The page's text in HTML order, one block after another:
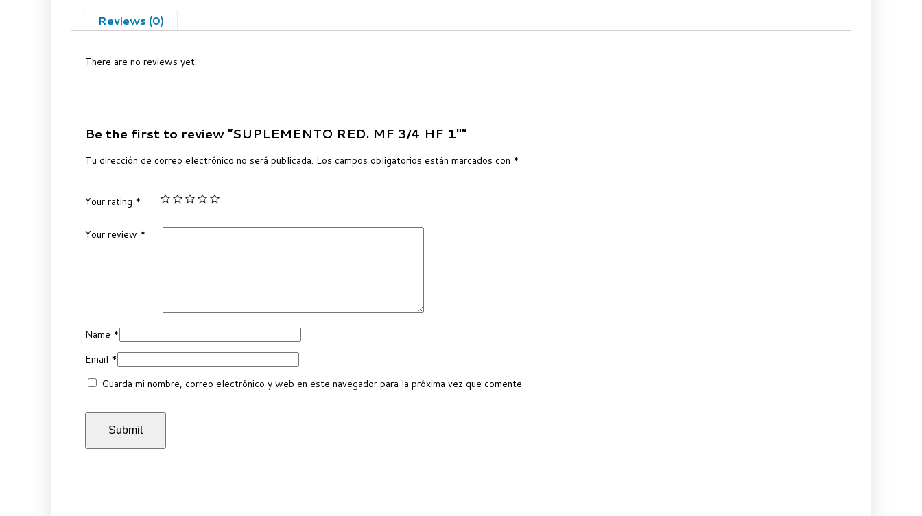
Reviews (0)
There are no reviews yet.
Be the first to review “SUPLEMENTO RED. MF 3/4 HF 1″”
Tu dirección de correo electrónico no será publicada. Los campos obligatorios están marcados con *
Your rating *
Your review *
Name *
Email *
Guarda mi nombre, correo electrónico y web en este navegador para la próxima vez que comente.